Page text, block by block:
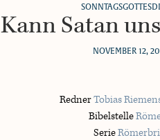
Kann Satan
NOVEMBER 12,
RednerTobias
Bibelstelle
Serie